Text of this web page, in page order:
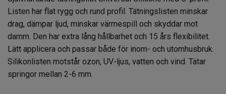
Listen har flat rygg och rund profil. Tätningslisten minskar
drag, dämpar ljud, minskar värmespill och skyddar mot
damm. Den har extra lång hållbarhet och 15 års flexibilitet.
Lätt applicera och passar både för inom- och utomhusbruk.
Silikonlisten motstår ozon, UV-ljus, vatten och vind. Tätar
springor mellan 2-6 mm.